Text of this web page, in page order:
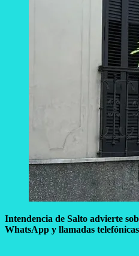
Intendencia de Salto advierte
WhatsApp y llamadas telefónicas